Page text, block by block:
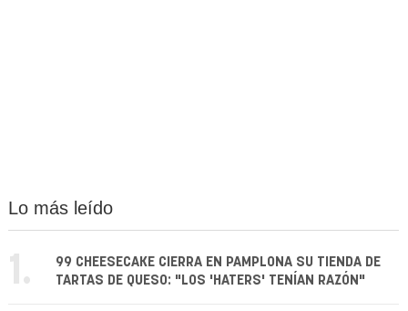
Lo más leído
1.
99 CHEESECAKE CIERRA EN PAMPLONA SU TIENDA DE
TARTAS DE QUESO: "LOS 'HATERS' TENÍAN RAZÓN"